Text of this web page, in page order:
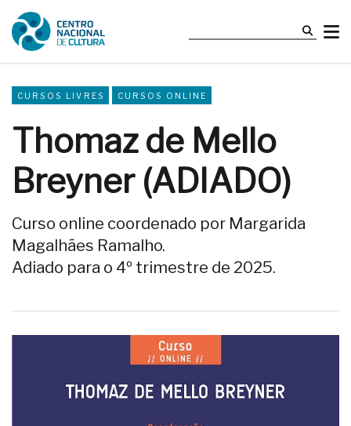
CURSOS LIVRES CURSOS ONLINE
Thomaz de Mello
Breyner (ADIADO)
Curso online coordenado por Margarida
Magalhães Ramalho.
Adiado para o 4º trimestre de 2025.